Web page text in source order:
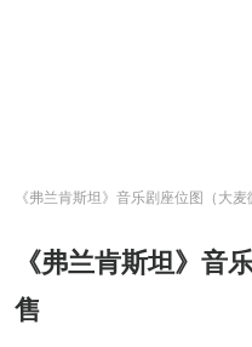
《弗兰肯斯坦》音乐剧座位图（大麦
《弗兰肯斯坦》音
售